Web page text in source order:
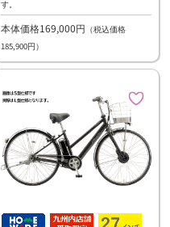
す。
本体価格169,000円 （税込価格
185,900円）